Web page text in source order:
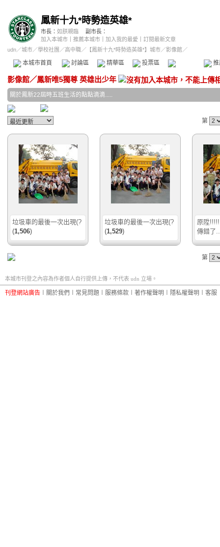
鳳新十九*時勢造英雄*
市長： 如朕親臨
副市長：
加入本城市
推薦本城市 加入我的最愛
訂閱最新文章
udn／城市／學校社團 ／高中職／ 【鳳新十九*時勢造英雄*】城市／影像館／
本城市首頁 討論區 精華區 投票區 影像館
影像館／鳳新唯5獨尊 英雄出少年
關於鳳新22屆時五班生活的點點滴滴.....
第
垃圾車的最後一次出現(?
(1,506)
垃圾車的最後一次出現(?
(1,529)
原陞
傳錯了
第
本城市刊登之內容為作者個人自行提供上傳，不代表 udn 立場。
刊登網站廣告 關於我們 常見問題 服務條款 著作權聲明 隱私權聲明 客服